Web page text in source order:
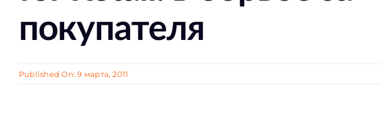
покупателя
Published On: 9 марта, 2011